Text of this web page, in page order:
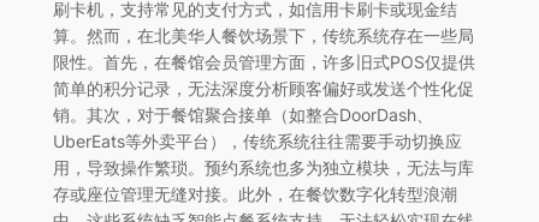
刷卡机，支持常见的支付方式，如信用卡刷卡或现金结
算。然而，在北美华人餐饮场景下，传统系统存在一些局
限性。首先，在餐馆会员管理方面，许多旧式POS仅提供
简单的积分记录，无法深度分析顾客偏好或发送个性化促
销。其次，对于餐馆聚合接单（如整合DoorDash、
UberEats等外卖平台），传统系统往往需要手动切换应
用，导致操作繁琐。预约系统也多为独立模块，无法与库
存或座位管理无缝对接。此外，在餐饮数字化转型浪潮